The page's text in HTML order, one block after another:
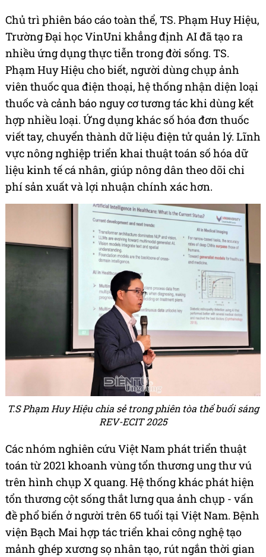
Chủ trì phiên báo cáo toàn thể, TS. Phạm Huy Hiệu,
Trường Đại học VinUni khẳng định AI đã tạo ra
nhiều ứng dụng thực tiễn trong đời sống. TS.
Phạm Huy Hiệu cho biết, người dùng chụp ảnh
viên thuốc qua điện thoại, hệ thống nhận diện loại
thuốc và cảnh báo nguy cơ tương tác khi dùng kết
hợp nhiều loại. Ứng dụng khác số hóa đơn thuốc
viết tay, chuyển thành dữ liệu điện tử quản lý. Lĩnh
vực nông nghiệp triển khai thuật toán số hóa dữ
liệu kinh tế cá nhân, giúp nông dân theo dõi chi
phí sản xuất và lợi nhuận chính xác hơn.
T.S Phạm Huy Hiệu chia sẻ trong phiên tòa thể buổi sáng
REV-ECIT 2025
Các nhóm nghiên cứu Việt Nam phát triển thuật
toán từ 2021 khoanh vùng tổn thương ung thư vú
trên hình chụp X quang. Hệ thống khác phát hiện
tổn thương cột sống thắt lưng qua ảnh chụp - vấn
đề phổ biến ở người trên 65 tuổi tại Việt Nam. Bệnh
viện Bạch Mai hợp tác triển khai công nghệ tạo
mảnh ghép xương sọ nhân tạo, rút ngắn thời gian